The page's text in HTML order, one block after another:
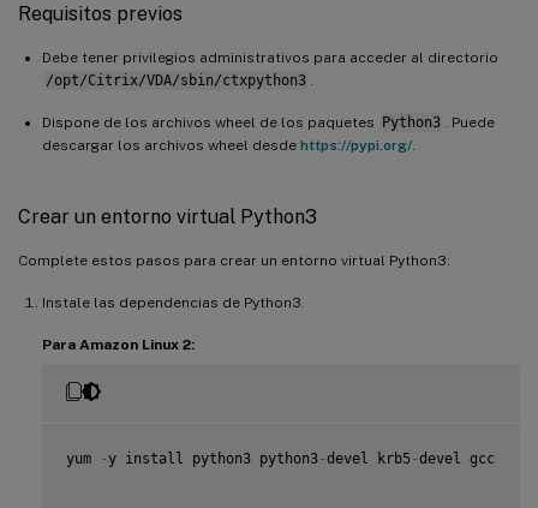
Requisitos previos
Debe tener privilegios administrativos para acceder al directorio
/opt/Citrix/VDA/sbin/ctxpython3
Dispone de los archivos wheel de los paquetes Python3
. Puede
descargar los archivos wheel desde https://pypi.org/
Crear un entorno virtual Python3
Complete estos pasos para crear un entorno virtual Python3:
Instale las dependencias de Python3.
Para Amazon Linux 2:
yum -y install python3 python3-devel krb5 -devel gcc